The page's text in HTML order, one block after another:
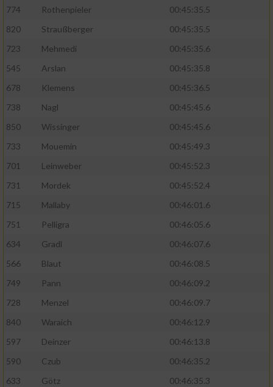
774
Rothenpieler
00:45:35.5
820
Straußberger
00:45:35.5
723
Mehmedi
00:45:35.6
545
Arslan
00:45:35.8
678
Klemens
00:45:36.5
738
Nagl
00:45:45.6
850
Wissinger
00:45:45.6
733
Mouemin
00:45:49.3
701
Leinweber
00:45:52.3
731
Mordek
00:45:52.4
715
Mallaby
00:46:01.6
751
Pelligra
00:46:05.6
634
Gradl
00:46:07.6
566
Blaut
00:46:08.5
749
Pann
00:46:09.2
728
Menzel
00:46:09.7
840
Waraich
00:46:12.9
597
Deinzer
00:46:13.8
590
Czub
00:46:35.2
633
Götz
00:46:35.3